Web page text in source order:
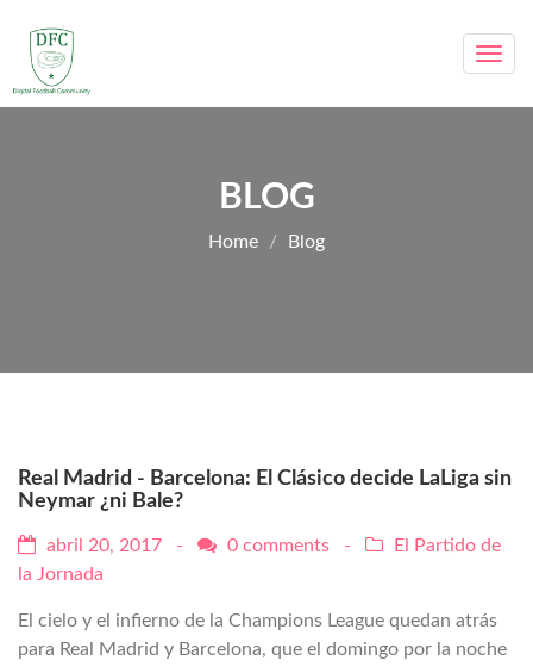
BLOG
Home Blog
Real Madrid - Barcelona: El Clásico decide LaLiga sin
Neymar ¿ni Bale?
abril 20, 2017 - 0 comments -
El Partido de
la Jornada
El cielo y el infierno de la Champions League quedan atrás
para Real Madrid y Barcelona, que el domingo por la noche